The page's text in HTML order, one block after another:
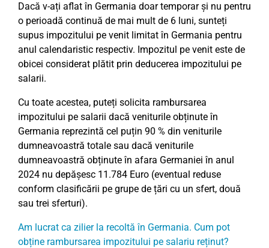
Dacă v-ați aflat în Germania doar temporar și nu pentru
o perioadă continuă de mai mult de 6 luni, sunteți
supus impozitului pe venit limitat în Germania pentru
anul calendaristic respectiv. Impozitul pe venit este de
obicei considerat plătit prin deducerea impozitului pe
salarii.
Cu toate acestea, puteți solicita rambursarea
impozitului pe salarii dacă veniturile obținute în
Germania reprezintă cel puțin 90 % din veniturile
dumneavoastră totale sau dacă veniturile
dumneavoastră obținute în afara Germaniei în anul
2024 nu depășesc 11.784 Euro (eventual reduse
conform clasificării pe grupe de țări cu un sfert, două
sau trei sferturi).
Am lucrat ca zilier la recoltă în Germania. Cum pot
obține rambursarea impozitului pe salariu reținut?